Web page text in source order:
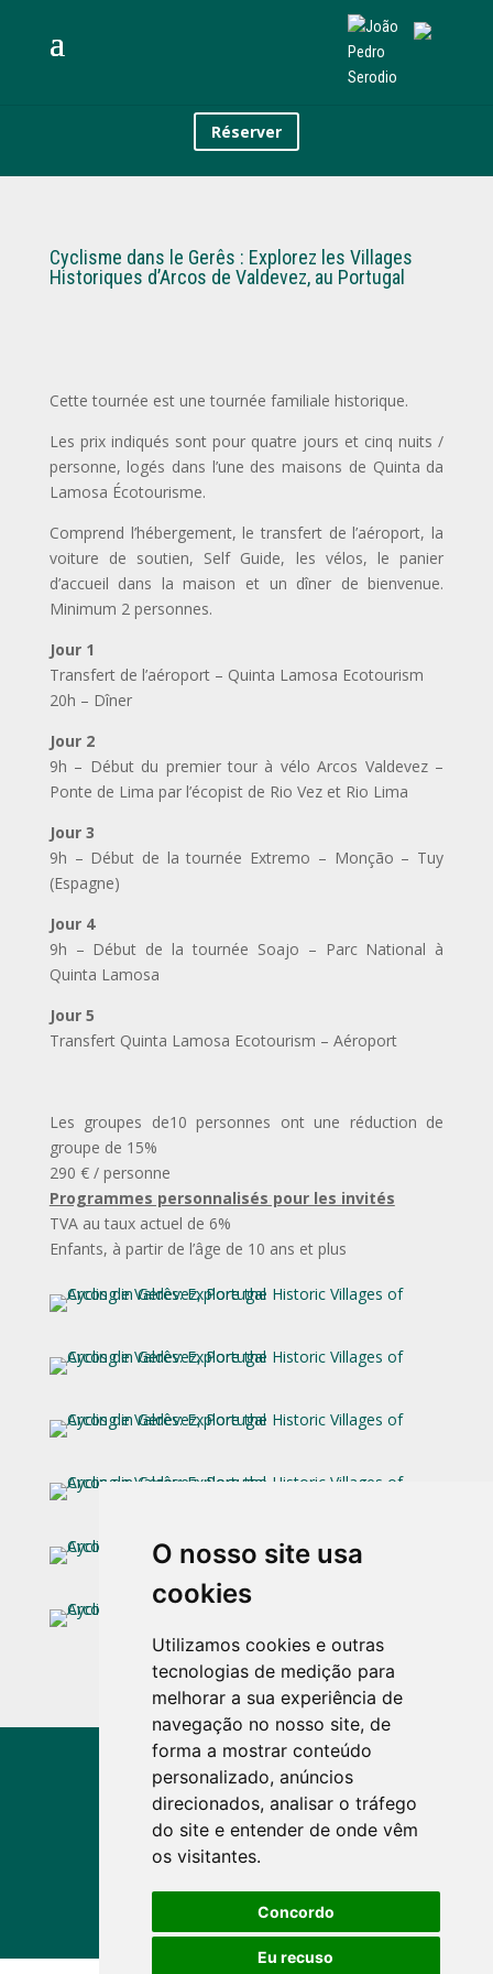
O nosso site usa
cookies
Utilizamos cookies e outras
tecnologias de medição para
melhorar a sua experiência de
navegação no nosso site, de
forma a mostrar conteúdo
personalizado, anúncios
direcionados, analisar o tráfego
do site e entender de onde vêm
os visitantes.
Concordo
Eu recuso
Réserver
Cyclisme dans le Gerês : Explorez les Villages
Historiques d’Arcos de Valdevez, au Portugal
Cette tournée est une tournée familiale historique.
Les prix indiqués sont pour quatre jours et cinq nuits /
personne, logés dans l’une des maisons de Quinta da
Lamosa Écotourisme.
Comprend l’hébergement, le transfert de l’aéroport, la
voiture de soutien, Self Guide, les vélos, le panier
d’accueil dans la maison et un dîner de bienvenue.
Minimum 2 personnes.
Jour 1
Transfert de l’aéroport – Quinta Lamosa Ecotourism
20h – Dîner
Jour 2
9h – Début du premier tour à vélo Arcos Valdevez –
Ponte de Lima par l’écopist de Rio Vez et Rio Lima
Jour 3
9h – Début de la tournée Extremo – Monção – Tuy
(Espagne)
Jour 4
9h – Début de la tournée Soajo – Parc National à
Quinta Lamosa
Jour 5
Transfert Quinta Lamosa Ecotourism – Aéroport
Les groupes de10 personnes ont une réduction de
groupe de 15%
290 € / personne
Programmes personnalisés pour les invités
TVA au taux actuel de 6%
Enfants, à partir de l’âge de 10 ans et plus
Voir plus d'activités